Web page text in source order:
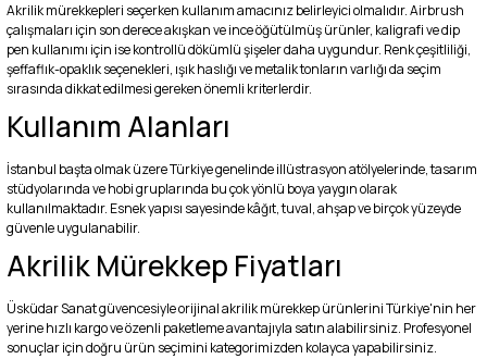
Akrilik mürekkepleri seçerken kullanım amacınız belirleyici olmalıdır. Airbrush
çalışmaları için son derece akışkan ve ince öğütülmüş ürünler, kaligrafi ve dip
pen kullanımı için ise kontrollü dökümlü şişeler daha uygundur. Renk çeşitliliği,
şeffaflık-opaklık seçenekleri, ışık haslığı ve metalik tonların varlığı da seçim
sırasında dikkat edilmesi gereken önemli kriterlerdir.
Kullanım Alanları
İstanbul başta olmak üzere Türkiye genelinde illüstrasyon atölyelerinde, tasarım
stüdyolarında ve hobi gruplarında bu çok yönlü boya yaygın olarak
kullanılmaktadır. Esnek yapısı sayesinde kâğıt, tuval, ahşap ve birçok yüzeyde
güvenle uygulanabilir.
Akrilik Mürekkep Fiyatları
Üsküdar Sanat güvencesiyle orijinal akrilik mürekkep ürünlerini Türkiye'nin her
yerine hızlı kargo ve özenli paketleme avantajıyla satın alabilirsiniz. Profesyonel
sonuçlar için doğru ürün seçimini kategorimizden kolayca yapabilirsiniz.